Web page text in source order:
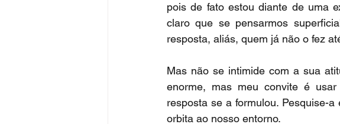
pois de fato estou diante de uma
claro que se pensarmos
resposta, aliás, quem já não o fez
Mas não se intimide com a sua
enorme, mas meu convite é
resposta se a formulou. Pesquise-
orbita ao nosso entorno.